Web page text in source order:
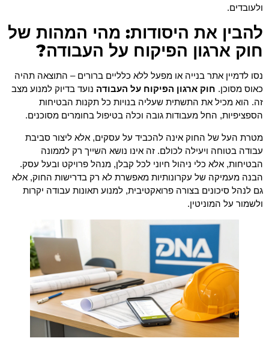
ולעובדים.
להבין את היסודות: מהי המהות של
חוק ארגון הפיקוח על העבודה?
נסו לדמיין אתר בנייה או מפעל ללא כלליים ברורים – התוצאה תהיה
כאוס מסוכן. חוק ארגון הפיקוח על העבודה נועד בדיוק למנוע מצב
זה. הוא מכיל את התשתית שעליה בנויות כל תקנות הבטיחות
הספציפיות, החל מעבודות גובה וכלה בטיפול בחומרים מסוכנים.
מטרת העל של החוק אינה להכביד על עסקים, אלא ליצור סביבת
עבודה בטוחה ויעילה לכולם. זה אינו נושא השייך רק לממונה
הבטיחות, אלא כלי ניהול חיוני לכל קבלן, מנהל פרויקט ובעל עסק.
הבנה מעמיקה של עקרונותיות מאפשרת לא רק בדרישות החוק, אלא
גם לנהל סיכונים בצורה פרואקטיבית, למנוע תאונות עבודה יקרות
ולשמור על המוניטין.